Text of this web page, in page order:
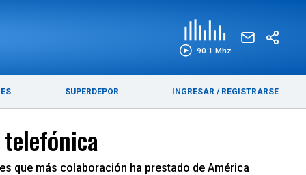
90.1 Mhz
SUPERDEPOR INGRESAR / REGISTRARSE
que más colaboración ha prestado de América